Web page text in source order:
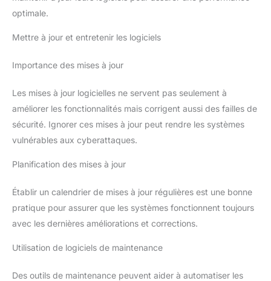
optimale.
Mettre à jour et entretenir les logiciels
Importance des mises à jour
Les mises à jour logicielles ne servent pas seulement à
améliorer les fonctionnalités mais corrigent aussi des failles de
sécurité. Ignorer ces mises à jour peut rendre les systèmes
vulnérables aux cyberattaques.
Planification des mises à jour
Établir un calendrier de mises à jour régulières est une bonne
pratique pour assurer que les systèmes fonctionnent toujours
avec les dernières améliorations et corrections.
Utilisation de logiciels de maintenance
Des outils de maintenance peuvent aider à automatiser les